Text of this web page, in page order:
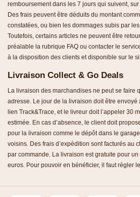
remboursement dans les 7 jours qui suivent,
Des frais peuvent être déduits du montant
constatées, ou bien les dommages subis par
Toutefois, certains articles ne peuvent être
préalable la rubrique FAQ ou contacter le
à la disposition des clients et disponible sur le
Livraison Collect & Go Deals
La livraison des marchandises ne peut se faire
adresse. Le jour de la livraison doit être envoyé
lien Track&Trace, et le livreur doit l’appeler 30
estimée. En cas d’absence, le client doit
pour la livraison comme le dépôt dans le
voisins. Des frais d’expédition sont facturés au
par commande. La livraison est gratuite pour
euros. Pour pouvoir en bénéficier, il faut régler